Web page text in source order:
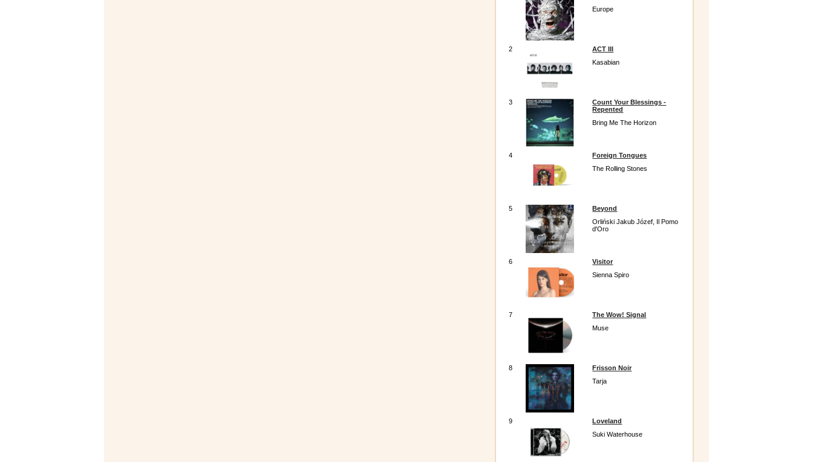
Europe
2
ACT III
Kasabian
3
Count Your Blessings -
Repented
Bring Me The Horizon
4
Foreign Tongues
The Rolling Stones
5
Beyond
Orliński Jakub Józef, Il Pomo
d'Oro
6
Visitor
Sienna Spiro
7
The Wow! Signal
Muse
8
Frisson Noir
Tarja
9
Loveland
Suki Waterhouse